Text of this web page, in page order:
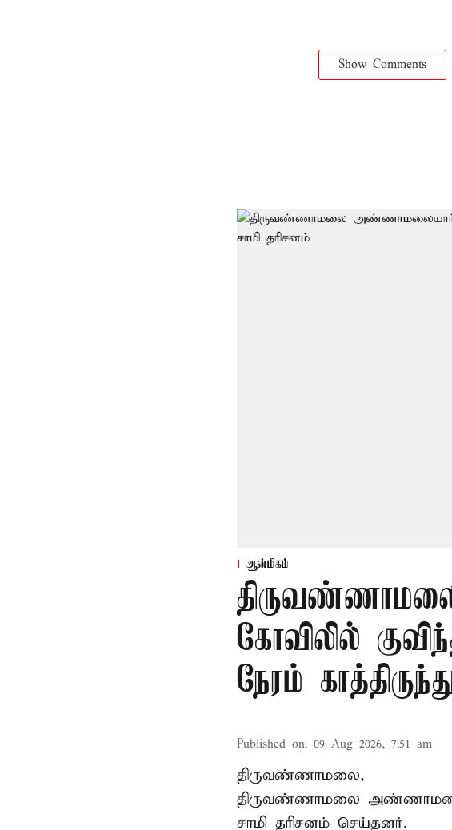
Show Comments
ஆன்மிகம்
கோவிலில்
நேரம்
Published on: 09 Aug 2026, 7:51 am
திருவண்ணாமலை,
திருவண்ணாமலை
சாமி தரிசனம் செய்தனர்.